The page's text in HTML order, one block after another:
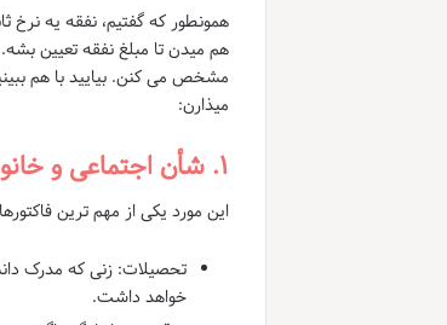
همونطور که گفتیم، نفقه یه
هم میدن تا مبلغ نفقه تعیین
میذارن:
۱. شأن اجتماعی و خانوادگی زن
این مورد یکی از مهم ترین
تحصیلات: زنی که مدرک
خواهد داشت.